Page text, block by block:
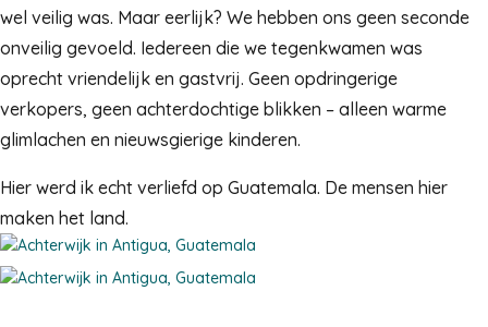
wel veilig was. Maar eerlijk? We hebben ons geen seconde
onveilig gevoeld. Iedereen die we tegenkwamen was
oprecht vriendelijk en gastvrij. Geen opdringerige
verkopers, geen achterdochtige blikken – alleen warme
glimlachen en nieuwsgierige kinderen.
Hier werd ik echt verliefd op Guatemala. De mensen hier
maken het land.